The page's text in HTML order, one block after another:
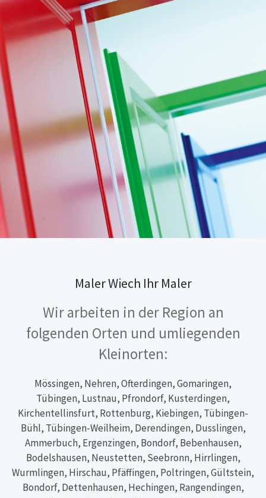
Maler Wiech Ihr Maler
Wir arbeiten in der Region an
folgenden Orten und umliegenden
Kleinorten:
Mössingen, Nehren, Ofterdingen, Gomaringen,
Tübingen, Lustnau, Pfrondorf, Kusterdingen,
Kirchentellinsfurt, Rottenburg, Kiebingen, Tübingen-
Bühl, Tübingen-Weilheim, Derendingen, Dusslingen,
Ammerbuch, Ergenzingen, Bondorf, Bebenhausen,
Bodelshausen, Neustetten, Seebronn, Hirrlingen,
Wurmlingen, Hirschau, Pfäffingen, Poltringen, Gültstein,
Bondorf, Dettenhausen, Hechingen, Rangendingen,